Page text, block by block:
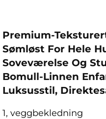
Premium-
Sømløst For Hele
Soveværelse Og
Bomull-Linnen
Luksusstil,
1, veggbekledning